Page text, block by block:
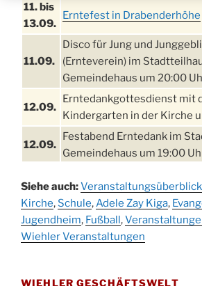
11. bis
13.09.
Erntefest in Drabenderhöhe
11.09.
Disco für Jung und
(Ernteverein) im
Gemeindehaus um 20:00
12.09.
Erntedankgottesdienst mit
Kindergarten in der Kirche
12.09.
Festabend Erntedank im
Gemeindehaus um 19:00
13.09.
Stadtteilhaus um 14:00 Uhr
19.09.
Schlagerabend im
Drabenderhöhe
Siehe auch:Veranstaltungsüberblick
Kirche, Schule,Adele Zay Kiga,
Jugendheim, Fußball,
Wiehler Veranstaltungen
WIEHLER GESCHÄFTSWELT